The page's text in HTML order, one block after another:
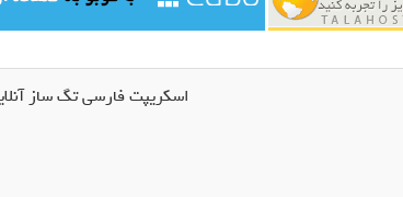
اسکریپت فارسی تگ ساز